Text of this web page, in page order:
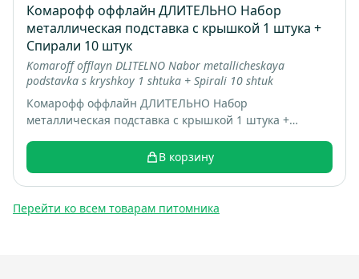
Комарофф оффлайн ДЛИТЕЛЬНО Набор
металлическая подставка с крышкой 1 штука +
Спирали 10 штук
Komaroff offlayn DLITELNO Nabor metallicheskaya
podstavka s kryshkoy 1 shtuka + Spirali 10 shtuk
Комарофф оффлайн ДЛИТЕЛЬНО Набор
металлическая подставка с крышкой 1 штука +
В корзину
Перейти ко всем товарам питомника